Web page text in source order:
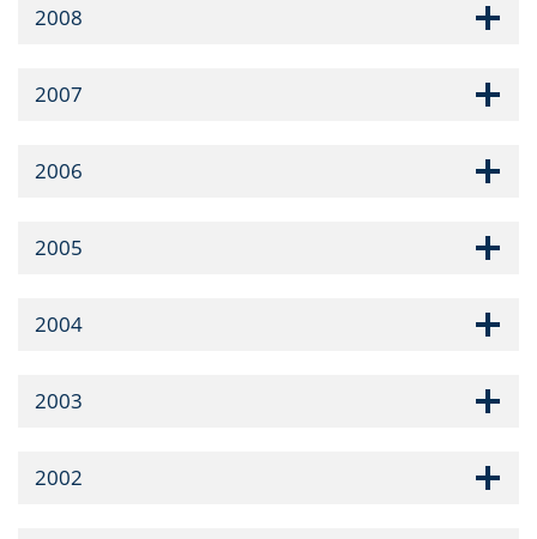
2008
2007
2006
2005
2004
2003
2002